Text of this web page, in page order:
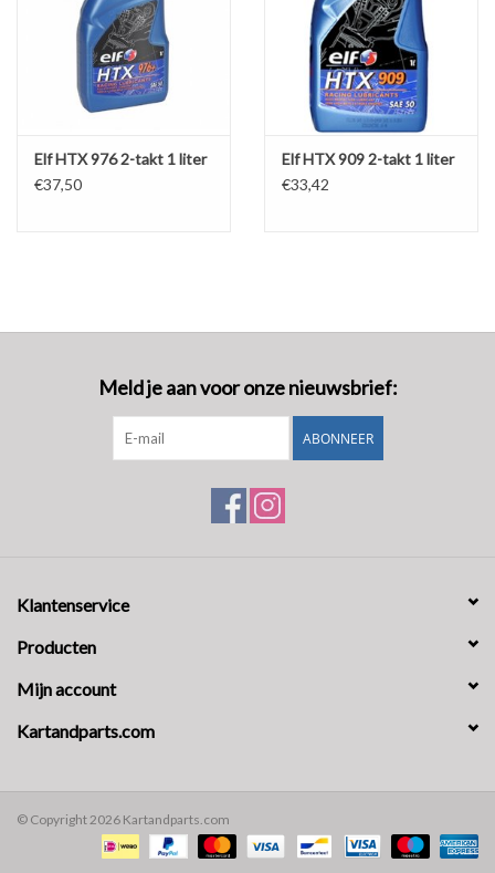
Motoren en onderdelen
Zoek op Merk
Elf HTX 976 2-takt 1 liter
€37,50
Elf HTX 909 2-takt 1 liter
€33,42
Meld je aan voor onze nieuwsbrief:
ABONNEER
Klantenservice
Producten
Mijn account
Kartandparts.com
© Copyright 2026 Kartandparts.com